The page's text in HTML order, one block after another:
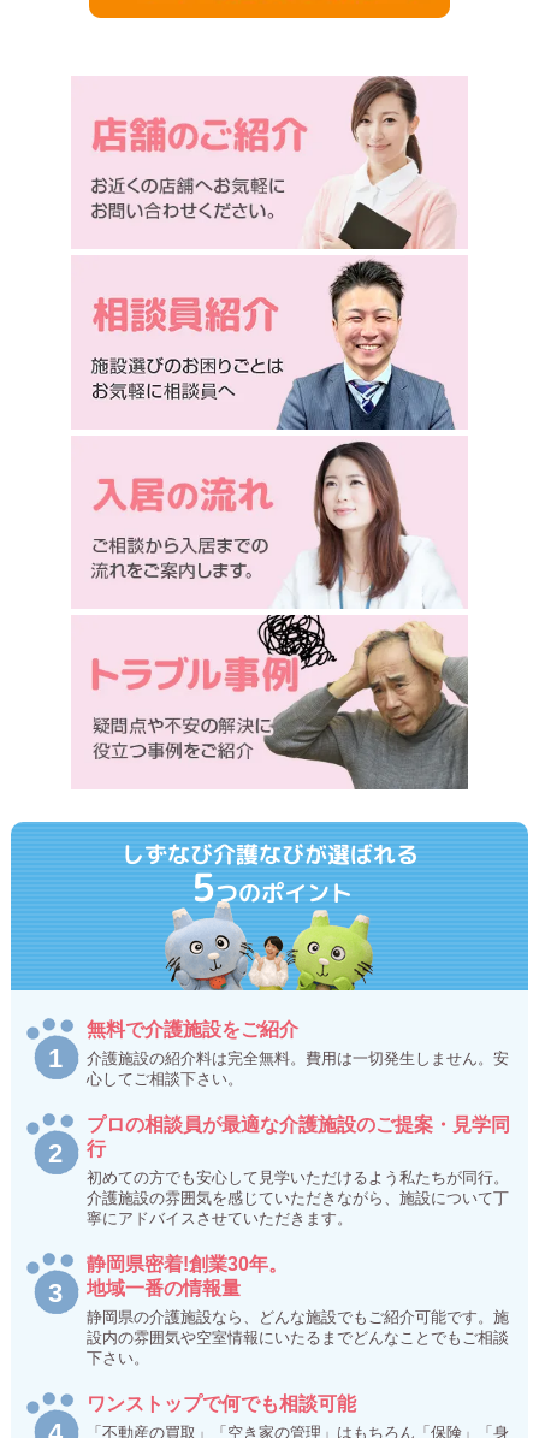
しずなび介護なびが選ばれる
5つのポイント
無料で介護施設をご紹介
介護施設の紹介料は完全無料。費用は一切発生しません。安
心してご相談下さい。
プロの相談員が最適な介護施設のご提案・見学同
行
初めての方でも安心して見学いただけるよう私たちが同行。
介護施設の雰囲気を感じていただきながら、施設について丁
寧にアドバイスさせていただきます。
静岡県密着!創業30年。
地域一番の情報量
静岡県の介護施設なら、どんな施設でもご紹介可能です。施
設内の雰囲気や空室情報にいたるまでどんなことでもご相談
下さい。
ワンストップで何でも相談可能
「不動産の買取」「空き家の管理」はもちろん「保険」「身